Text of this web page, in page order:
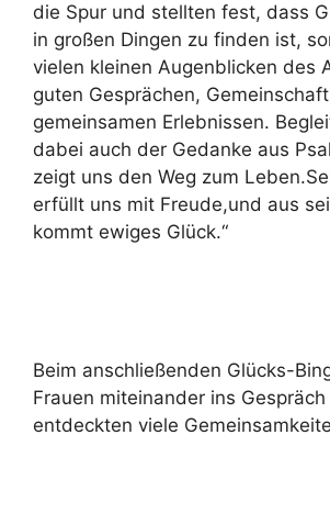
die Spur und stellten fest, dass
in großen Dingen zu finden ist,
vielen kleinen Augenblicken des
guten Gesprächen,
gemeinsamen Erlebnissen.
dabei auch der Gedanke aus
zeigt uns den Weg zum
erfüllt uns mit Freude,und aus
kommt ewiges Glück.“
Beim anschließenden Glücks-
Frauen miteinander ins Gespräch
entdeckten viele